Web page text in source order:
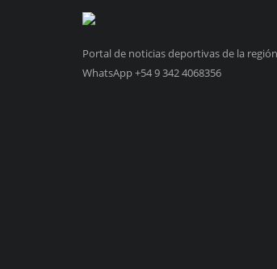
Portal de noticias deportivas de la
WhatsApp +54 9 342 4068356